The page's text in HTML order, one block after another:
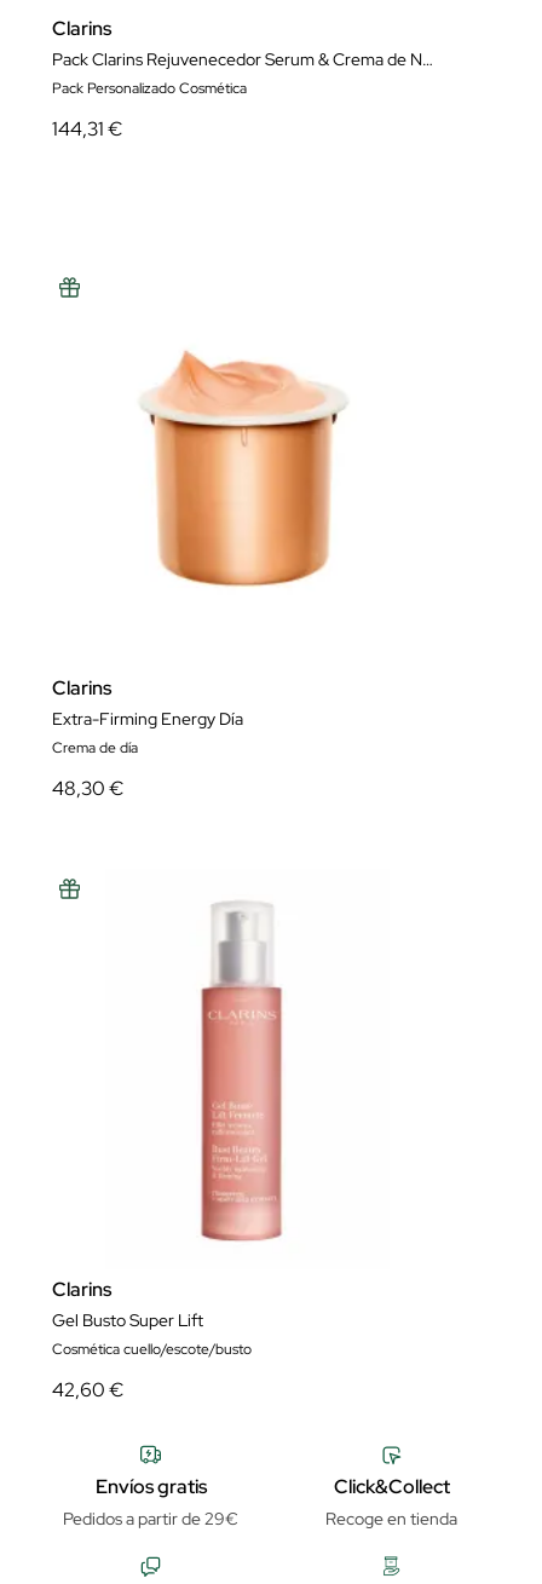
Clarins
Pack Clarins Rejuvenecedor Serum & Crema de Noche
Pack Personalizado Cosmética
144,31 €
Clarins
Extra-Firming Energy Día
Crema de día
48,30 €
Clarins
Gel Busto Super Lift
Cosmética cuello/escote/busto
42,60 €
Envíos gratis
Pedidos a partir de 29€
Click&Collect
Recoge en tienda